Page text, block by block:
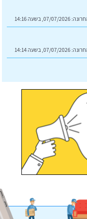
07/07/2026, בשעה 14:16
07/07/2026, בשעה 14:14
07/07/2026, בשעה 14:23